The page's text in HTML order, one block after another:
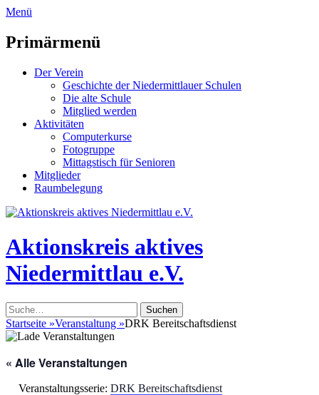
zum
überspringen
Menü
Primärmenü
Der Verein
Geschichte der Niedermittlauer Schulen
Die alte Schule
Mitglied werden
Aktivitäten
Computerkurse
Fotogruppe
Mittagstisch für Senioren
Mitglieder
Raumbelegung
Header
Aktionskreis aktives
Niedermittlau e.V.
Suche
nach:
Startseite »Veranstaltung »DRK Bereitschaftsdienst
« Alle Veranstaltungen
Veranstaltungsserie: DRK Bereitschaftsdienst